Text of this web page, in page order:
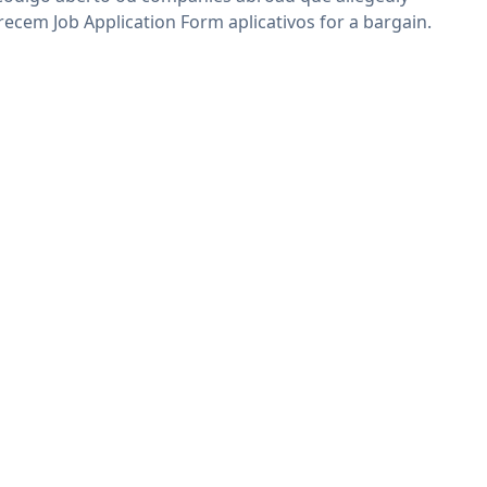
Job Application Form aplicativos for a bargain.